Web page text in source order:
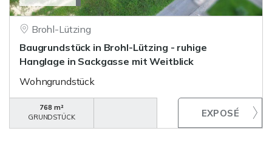
Brohl-Lützing
Baugrundstück in Brohl-Lützing - ruhige
Hanglage in Sackgasse mit Weitblick
Wohngrundstück
768 m²
GRUNDSTÜCK